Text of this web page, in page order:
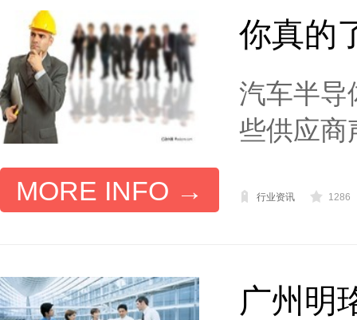
你真的
汽车半导
些供应商
MORE INFO →
行业资讯 1286
广州明